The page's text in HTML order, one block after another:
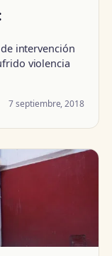
intervención
violencia
7 septiembre, 2018